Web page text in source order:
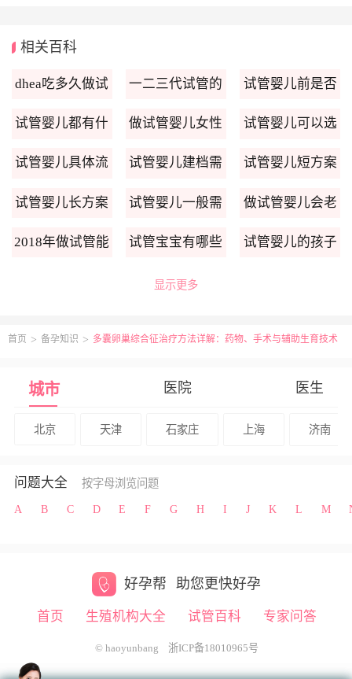
相关百科
dhea吃多久做试
管婴儿
一二三代试管的
区别
试管婴儿前是否
需进行腹腔镜
试管婴儿都有什
么方案
做试管婴儿女性
需要做哪些检查
试管婴儿可以选
择性别吗
试管婴儿具体流
程步骤
试管婴儿建档需
要什么
试管婴儿短方案
流程
试管婴儿长方案
流程
试管婴儿一般需
要多久
做试管婴儿会老
得快
2018年做试管能
试管宝宝有哪些
试管婴儿的孩子
显示更多
首页 备孕知识 多囊卵巢综合征治疗方法详解：药物、手术与辅助生育技术
城市 医院 医生
北京 天津 石家庄 上海 济南
问题大全 按字母浏览问题
A B C D E F G H I J K L M
好孕帮 助您更快好孕
首页 生殖机构大全 试管百科 专家问答
© haoyunbang 浙ICP备18010965号